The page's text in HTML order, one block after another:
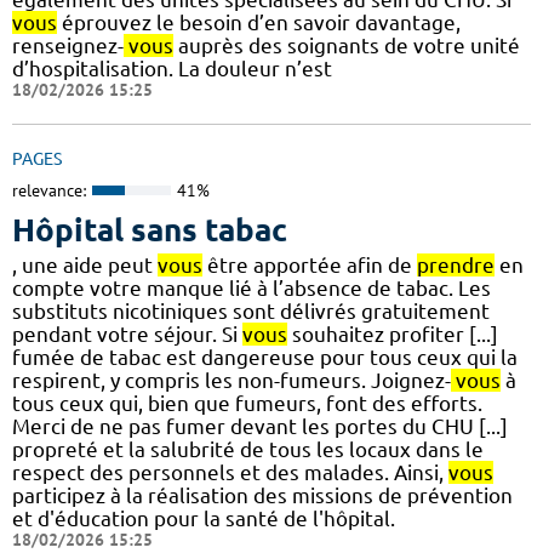
vous éprouvez le besoin d’en savoir davantage,
renseignez- vous auprès des soignants de votre unité
d’hospitalisation. La douleur n’est
18/02/2026 15:25
PAGES
relevance: 41%
Hôpital sans tabac
, une aide peut vous être apportée afin de prendre en
compte votre manque lié à l’absence de tabac. Les
substituts nicotiniques sont délivrés gratuitement
pendant votre séjour. Si vous souhaitez profiter [...]
fumée de tabac est dangereuse pour tous ceux qui la
respirent, y compris les non-fumeurs. Joignez- vous à
tous ceux qui, bien que fumeurs, font des efforts.
Merci de ne pas fumer devant les portes du CHU [...]
propreté et la salubrité de tous les locaux dans le
respect des personnels et des malades. Ainsi, vous
participez à la réalisation des missions de prévention
et d'éducation pour la santé de l'hôpital.
18/02/2026 15:25